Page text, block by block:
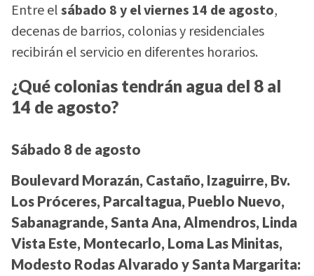
Entre elsábado 8 y el viernes 14 de agosto,
decenas de barrios, colonias y residenciales
recibirán el servicio en diferentes horarios.
¿Qué colonias tendrán agua del 8 al
14 de agosto?
Sábado 8 de agosto
Boulevard Morazán, Castaño, Izaguirre, Bv.
Los Próceres, Parcaltagua, Pueblo Nuevo,
Sabanagrande, Santa Ana, Almendros, Linda
Vista Este, Montecarlo, Loma Las Minitas,
Modesto Rodas Alvarado y Santa Margarita: